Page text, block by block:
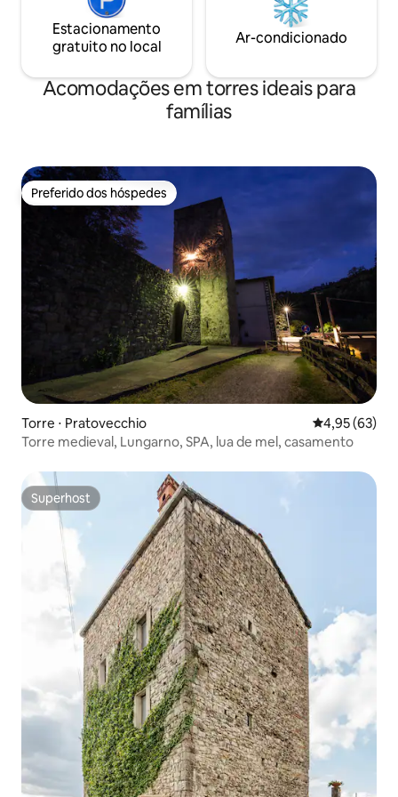
Estacionamento
gratuito no local
Ar-condicionado
Acomodações em torres ideais para
famílias
Preferido dos hóspedes
Preferido dos hóspedes
Torre ⋅ Pratovecchio 4,95 de uma
4,95 (63)
Torre medieval, Lungarno, SPA, lua de mel, casamento
Superhost
Superhost